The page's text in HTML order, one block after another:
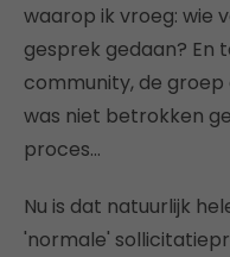
waarop ik vroeg: wie
gesprek gedaan? En
community, de
was niet betrokken
proces…
Nu is dat natuurlijk
'normale'